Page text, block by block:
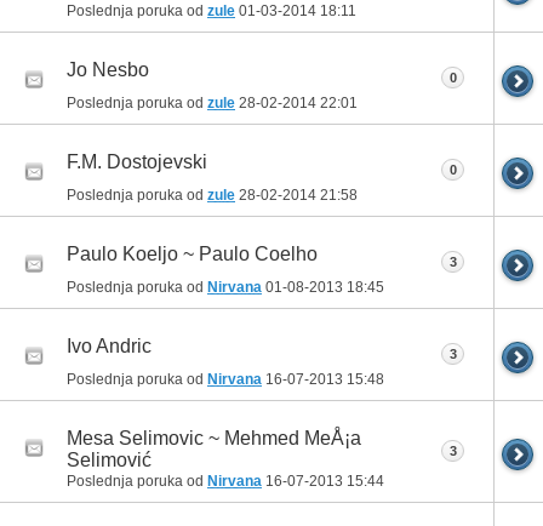
Poslednja poruka od zule 01-03-2014 18:11
Jo Nesbo
Poslednja poruka od zule 28-02-2014 22:01
0
F.M. Dostojevski
Poslednja poruka od zule 28-02-2014 21:58
0
Paulo Koeljo ~ Paulo Coelho
Poslednja poruka od Nirvana 01-08-2013 18:45
3
Ivo Andric
Poslednja poruka od Nirvana 16-07-2013 15:48
3
Mesa Selimovic ~ Mehmed MeÅ¡a
Selimović
Poslednja poruka od Nirvana 16-07-2013 15:44
3